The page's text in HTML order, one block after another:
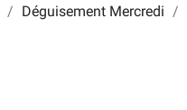
Déguisement Mercredi